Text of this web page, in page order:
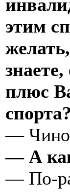
этим
плюс
спорта?
—
— А
— По-